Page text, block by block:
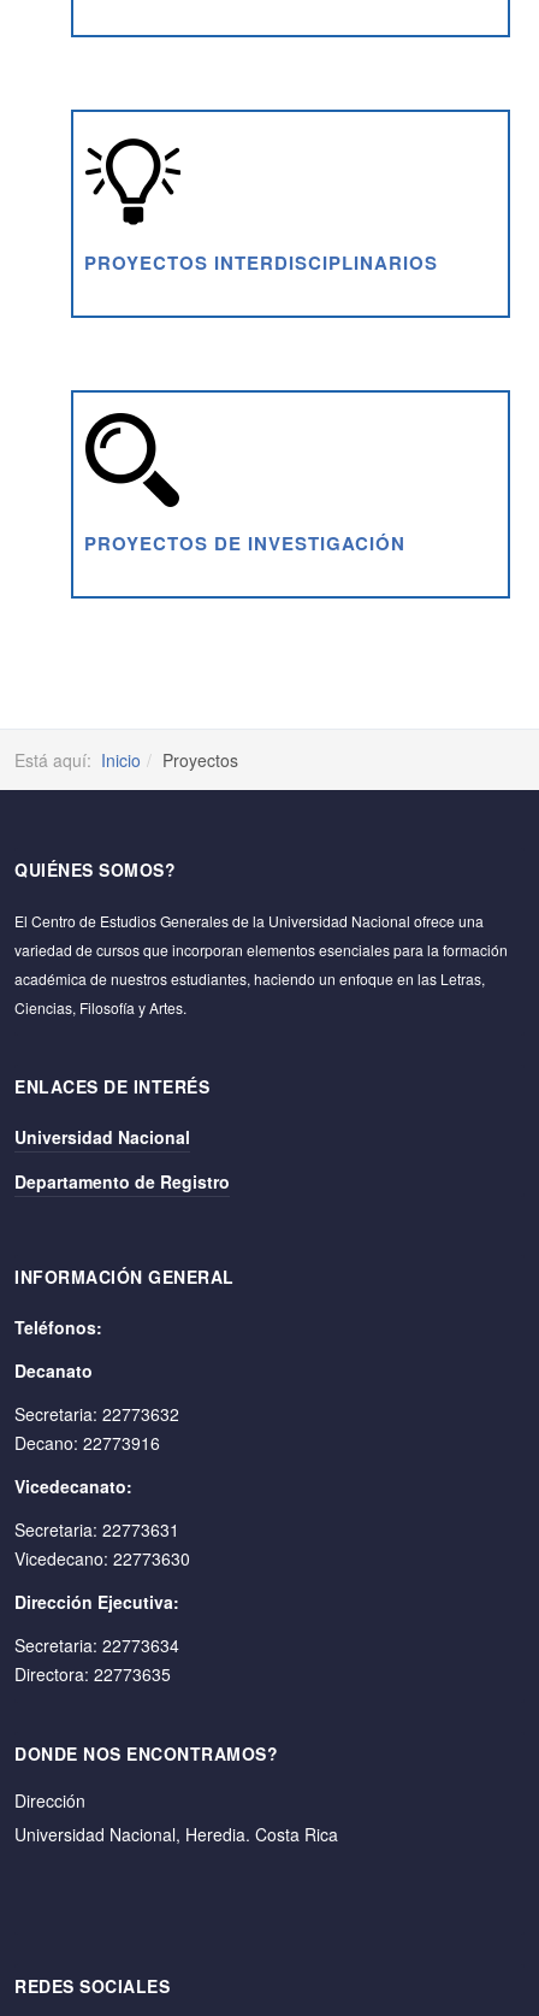
PROYECTOS INTERDISCIPLINARIOS
PROYECTOS DE INVESTIGACIÓN
Está aquí: Inicio Proyectos
QUIÉNES SOMOS?
El Centro de Estudios Generales de la Universidad Nacional ofrece una
variedad de cursos que incorporan elementos esenciales para la formación
académica de nuestros estudiantes, haciendo un enfoque en las Letras,
Ciencias, Filosofía y Artes.
ENLACES DE INTERÉS
Universidad Nacional
Departamento de Registro
INFORMACIÓN GENERAL
Teléfonos:
Decanato
Secretaria: 22773632
Decano: 22773916
Vicedecanato:
Secretaria: 22773631
Vicedecano: 22773630
Dirección Ejecutiva:
Secretaria: 22773634
Directora: 22773635
DONDE NOS ENCONTRAMOS?
Dirección
Universidad Nacional, Heredia. Costa Rica
REDES SOCIALES